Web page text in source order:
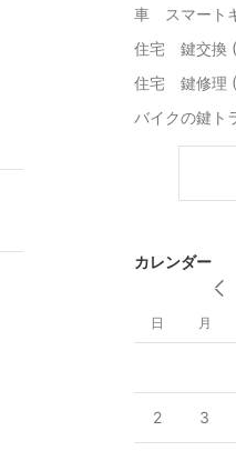
車 スマート
住宅 鍵交換
住宅 鍵修理
バイクの鍵ト
カレンダー
日 月
2 3